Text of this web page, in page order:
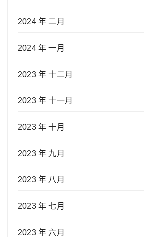
2024 年 二月
2024 年 一月
2023 年 十二月
2023 年 十一月
2023 年 十月
2023 年 九月
2023 年 八月
2023 年 七月
2023 年 六月